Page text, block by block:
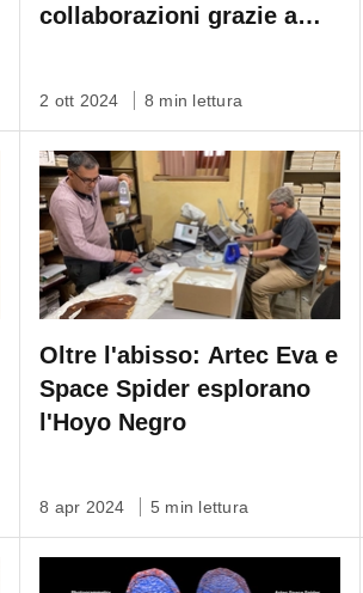
collaborazioni grazie a
2 ott 2024 8 min lettura
Oltre l'abisso: Artec Eva e
Space Spider esplorano
l'Hoyo Negro
8 apr 2024 5 min lettura